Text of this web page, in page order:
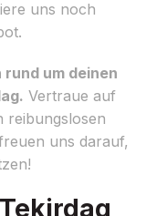
uns noch
um deinen
Vertraue auf
reibungslosen
uns darauf,